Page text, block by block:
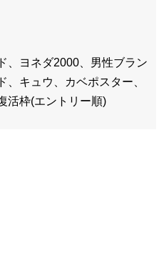
、ヨネダ2000、男性ブラン
、キュウ、カベポスター、
活枠(エントリー順)